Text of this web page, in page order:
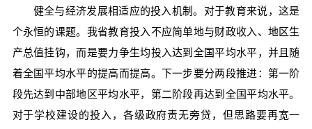
健全与经济发展相适应的投入机制。对于教育来说，这是
个永恒的课题。我省教育投入不应简单地与财政收入、地区生
产总值挂钩，而是要力争生均投入达到全国平均水平，并且随
着全国平均水平的提高而提高。下一步要分两段推进：第一阶
段先达到中部地区平均水平，第二阶段再达到全国平均水平。
对于学校建设的投入，各级政府责无旁贷，但思路要再宽一